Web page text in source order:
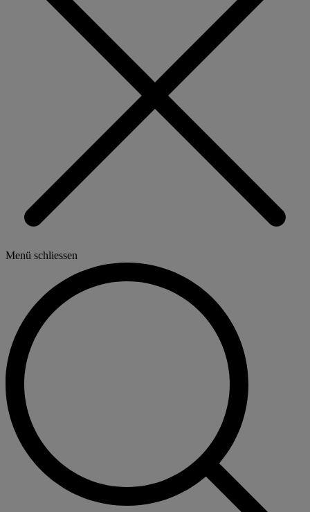
Menü schliessen